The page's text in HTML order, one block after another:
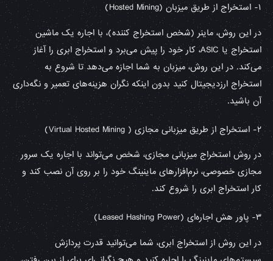
۱- استخراج از طریق میزبان ( Hosted Mining
)
در این روش، ماینر (شخص استخراج کننده)، با اجاره یک ماشین
استخراج یا ASIC، کار خود را پیش می‌برد و استخراج ابری را آغاز
می‌کند. در این روش، میزبان به شما اجازه می‌دهد تا شروع به
استخراج ارزدیجیتال کنید بدون اینکه نگران هزینه‌های تعمیر و نگه‌داری
آن باشید.
۲- استخراج از طریق میزبانی مجازی ( Virtual Hosted Mining
)
در روش استخراج میزبانی مجازی، شخص می‌تواند با اجاره یک سرور
مجازی خصوصی، نرم‌افزارهای ماینینگ خود را بر روی آن نصب کند و
کار استخراج ابری را شروع کند.
۳- پاور هش اجاره‌ای ( Leased Hashing Power
)
در این روش از استخراج ابری، شما می‌توانید قدرت پردازش